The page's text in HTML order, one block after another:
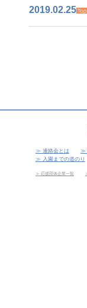
2019.02.25
連絡会とは
入園までの道のり
応援団体企業一覧